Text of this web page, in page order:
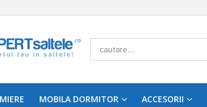
MOBILA DORMITOR ACCESORII